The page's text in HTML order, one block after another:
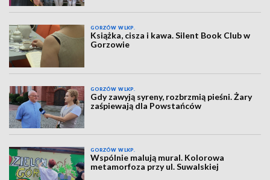
GORZÓW WLKP.
Książka, cisza i kawa. Silent Book Club w
Gorzowie
GORZÓW WLKP.
Gdy zawyją syreny, rozbrzmią pieśni. Żary
zaśpiewają dla Powstańców
GORZÓW WLKP.
Wspólnie malują mural. Kolorowa
metamorfoza przy ul. Suwalskiej